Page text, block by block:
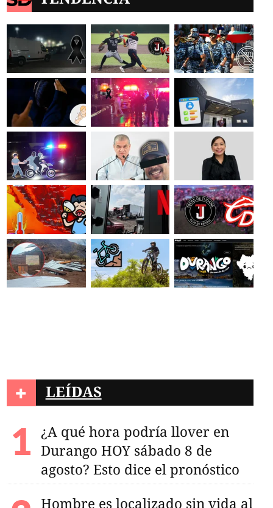
+ LEÍDAS
¿A qué hora podría llover en
Durango HOY sábado 8 de
agosto? Esto dice el pronóstico
Hombre es localizado sin vida al